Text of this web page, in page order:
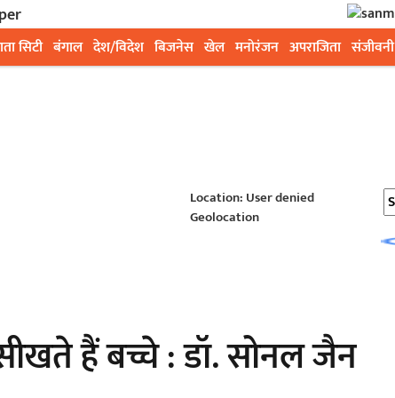
सिटी बंगाल देश/विदेश बिजनेस खेल मनोरंजन अपराजिता संजीवनी
Location: User denied
Geolocation
हैं बच्चे : डॉ. सोनल जैन